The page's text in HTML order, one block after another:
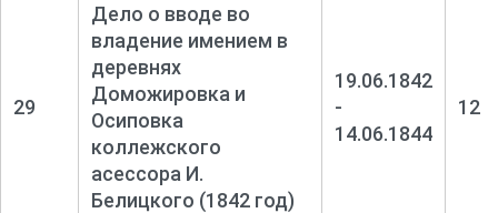
29
Дело о вводе во
владение имением в
деревнях
Доможировка и
Осиповка
коллежского
асессора И.
Белицкого (1842 год)
19.06.1842
-
14.06.1844
12